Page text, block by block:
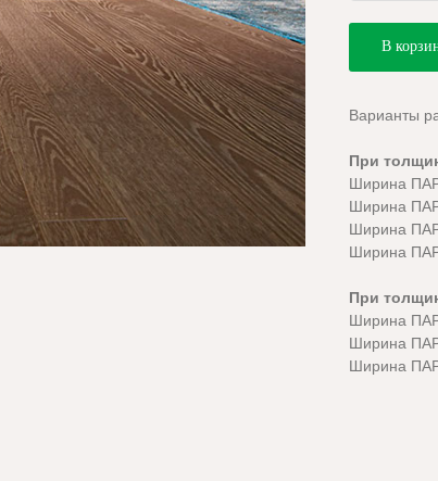
В
Варианты
При
Ширина
Ширина
Ширина
Ширина
При
Ширина
Ширина
Ширина